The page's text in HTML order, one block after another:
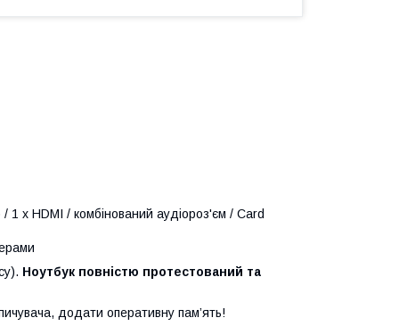
x HDMI / комбінований аудіороз'єм / Card
Ноутбук повністю протестований та
додати оперативну пам’ять!